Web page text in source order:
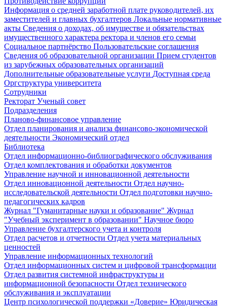
Информация о средней заработной плате руководителей, их
заместителей и главных бухгалтеров Локальные нормативные
акты Сведения о доходах, об имуществе и обязательствах
имущественного характера ректора и членов его семьи
Социальное партнёрство Пользовательские соглашения
Сведения об образовательной организации Прием студентов
из зарубежных образовательных организаций
Дополнительные образовательные услуги Доступная среда
Оргструктура университета
Сотрудники
Ректорат Ученый совет
Подразделения
Планово-финансовое управление
Отдел планирования и анализа финансово-экономической
деятельности Экономический отдел
Библиотека
Отдел информационно-библиографического обслуживания
Отдел комплектования и обработки документов
Управление научной и инновационной деятельности
Отдел инновационной деятельности Отдел научно-
исследовательской деятельности Отдел подготовки научно-
педагогических кадров
Журнал "Гуманитарные науки и образование" Журнал
"Учебный эксперимент в образовании" Научное бюро
Управление бухгалтерского учета и контроля
Отдел расчетов и отчетности Отдел учета материальных
ценностей
Управление информационных технологий
Отдел информационных систем и цифровой трансформации
Отдел развития системной инфраструктуры и
информационной безопасности Отдел технического
обслуживания и эксплуатации
Центр психологической поддержки «Доверие» Юридическая